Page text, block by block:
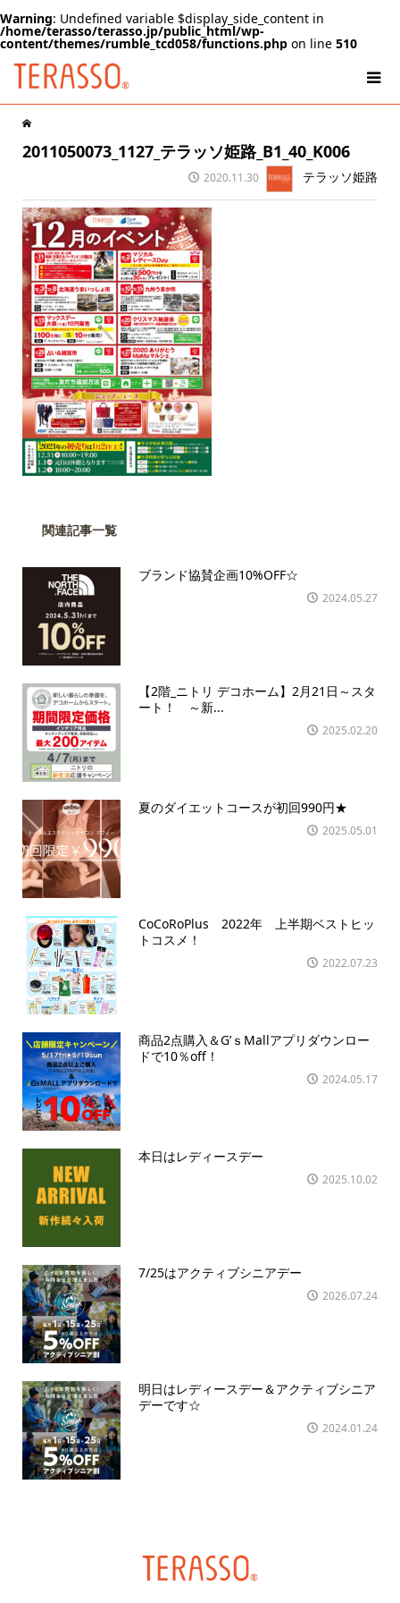
Warning: Undefined variable $display_side_content in
/home/terasso/terasso.jp/public_html/wp-
content/themes/rumble_tcd058/functions.php on line 510
2011050073_1127_テラッソ姫路_B1_40_K006
2020.11.30 テラッソ姫路
関連記事一覧
ブランド協賛企画10%OFF☆
2024.05.27
【2階_ニトリ デコホーム】2月21日～スタ
ート！ ～新...
2025.02.20
夏のダイエットコースが初回990円★
2025.05.01
CoCoRoPlus 2022年 上半期ベストヒッ
トコスメ！
2022.07.23
商品2点購入＆G’ｓMallアプリダウンロー
ドで10％off！
2024.05.17
本日はレディースデー
2025.10.02
7/25はアクティブシニアデー
2026.07.24
明日はレディースデー＆アクティブシニア
デーです☆
2024.01.24